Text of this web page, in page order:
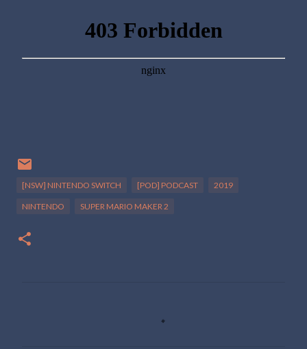
[NSW] NINTENDO SWITCH [POD] PODCAST 2019
NINTENDO SUPER MARIO MAKER 2